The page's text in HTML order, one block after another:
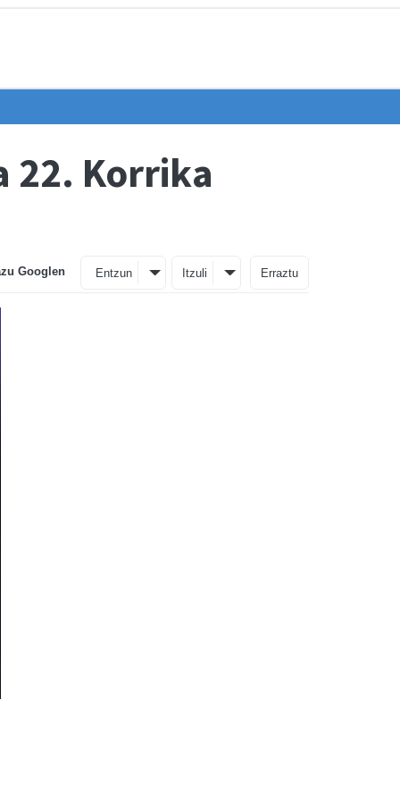
22. Korrika
Googlen Entzun Itzuli Erraztu